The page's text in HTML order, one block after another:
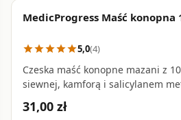
MedicProgress Maść konopna
starstarstarstarstar5,0(4)
Czeska maść konopne mazani z
siewnej, kamforą i salicylanem
zmęczonych mięśni i stawów • 250
31,00 zł